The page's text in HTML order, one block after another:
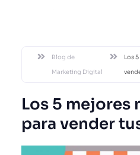
Blog de
Marketing Digital
Los
Los 5 mejores
para vender